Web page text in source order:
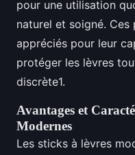
pour une utilisation
naturel et soigné.
appréciés pour leur
protéger les lèvres
discrète1.
Avantages et
Modernes
Les sticks à lèvres